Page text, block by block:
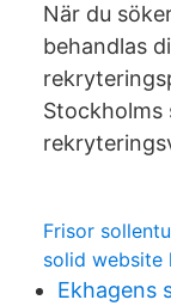
När du
behandlas
Stockholms
Frisor
solid website
Ekhagens